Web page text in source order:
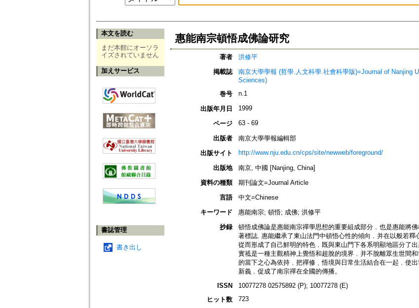
本文を読む
まだ本館にオーソラ
イズされていません
加えサービス
書誌管理
書き出し
惠能南宗頓悟成佛論研究
著者
洪修平
掲載誌
南京大學學報 (哲學.人文科學.社會科學版)=Journal of Nanjing
Sciences)
巻号
n.1
出版年月日 1999
ページ 63 - 69
出版者
南京大學學報編輯部
出版サイト
http://www.nju.edu.cn/cps/site/newweb/foreground/
出版地
南京, 中國 [Nanjing, China]
資料の種類
期刊論文=Journal Article
言語
中文=Chinese
キーワード
惠能南宗; 頓悟; 成佛; 洪修平
抄録
頓悟成佛論是惠能南宗禪學思想的重要組成部分﹐也是惠能將
著標誌. 惠能繼承了東山法門中頓悟心性的傾向﹐并在以般若釋
從而形成了自己鮮明的特色﹐既與東山門下各系明顯地區分了
實祗是一種主觀精神上覺悟和超脫的境界﹐并不脫離眾生世間
的當下之心為依持﹐把禪修﹑悟境與日常生活結合在一起﹐使
新義﹐促成了南宗禪在全國的傳播。
ISSN
10077278 02575892 (P); 10077278 (E)
ヒット数
723